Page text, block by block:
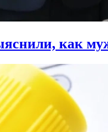
как